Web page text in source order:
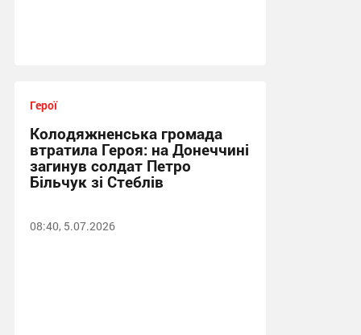
Герої
Колодяжненська громада
втратила Героя: на Донеччині
загинув солдат Петро
Більчук зі Стеблів
08:40, 5.07.2026